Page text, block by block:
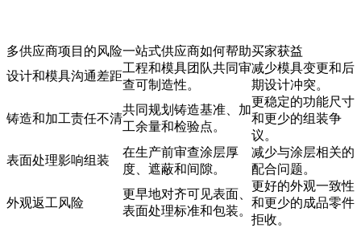
多供应商项目的风险一站式供应商如何帮助买家获益
设计和模具沟通差距
工程和模具团队共同审
查可制造性。
减少模具变更和后
期设计冲突。
铸造和加工责任不清
共同规划铸造基准、加
工余量和检验点。
更稳定的功能尺寸
和更少的组装争
议。
表面处理影响组装
在生产前审查涂层厚
度、遮蔽和间隙。
减少与涂层相关的
配合问题。
外观返工风险
更早地对齐可见表面、
表面处理标准和包装。
更好的外观一致性
和更少的成品零件
拒收。